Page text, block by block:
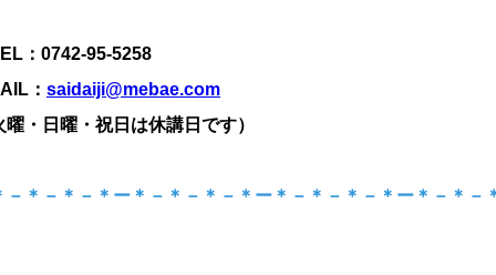
： 0742-95-5258
： saidaiji@mebae.com
曜・日曜・祝日は休講日です）
－＊－＊－＊ー＊－＊－＊－＊ー＊－＊－＊－＊ー＊－＊－